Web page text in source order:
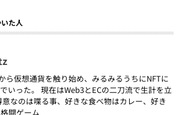
た人
ら仮想通貨を触り始め、みるみるうちにNFTに
いった。 現在はWeb3とECの二刀流で生計を立
意なのは喋る事、好きな食べ物はカレー、好き
闘ゲーム